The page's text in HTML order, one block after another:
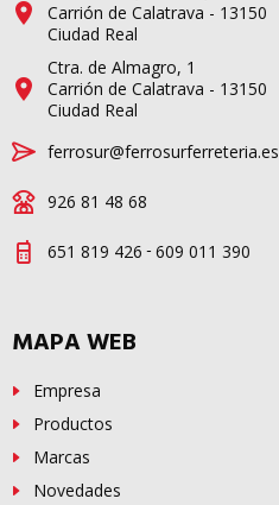
Carrión de Calatrava - 13150
Ciudad Real
Ctra. de Almagro, 1
Carrión de Calatrava - 13150
Ciudad Real
ferrosur@ferrosurferreteria.es
926 81 48 68
651 819 426 - 609 011 390
MAPA WEB
Empresa
Productos
Marcas
Novedades